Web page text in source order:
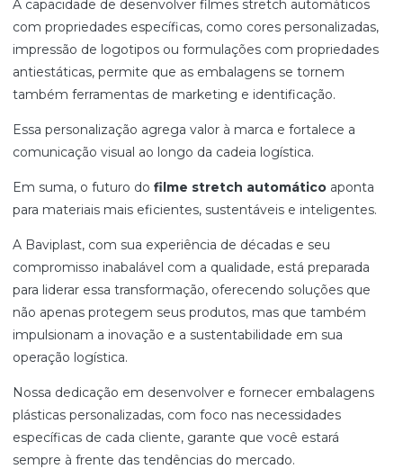
A capacidade de desenvolver filmes stretch automáticos
com propriedades específicas, como cores personalizadas,
impressão de logotipos ou formulações com propriedades
antiestáticas, permite que as embalagens se tornem
também ferramentas de marketing e identificação.
Essa personalização agrega valor à marca e fortalece a
comunicação visual ao longo da cadeia logística.
Em suma, o futuro do filme stretch automático aponta
para materiais mais eficientes, sustentáveis e inteligentes.
A Baviplast, com sua experiência de décadas e seu
compromisso inabalável com a qualidade, está preparada
para liderar essa transformação, oferecendo soluções que
não apenas protegem seus produtos, mas que também
impulsionam a inovação e a sustentabilidade em sua
operação logística.
Nossa dedicação em desenvolver e fornecer embalagens
plásticas personalizadas, com foco nas necessidades
específicas de cada cliente, garante que você estará
sempre à frente das tendências do mercado.